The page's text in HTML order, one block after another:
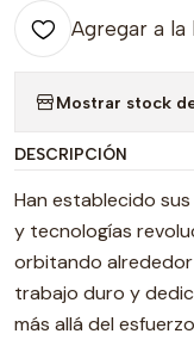
Agregar a
Mostrar stock
DESCRIPCIÓN
Han establecido
y tecnologías
orbitando
trabajo duro y
más allá del